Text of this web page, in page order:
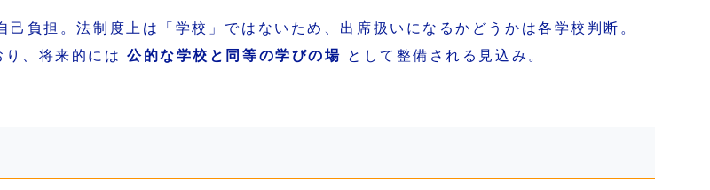
己負担。法制度上は「学校」ではないため、出席扱いになるかどうかは各学校判断。
り、将来的には公的な学校と同等の学びの場 として整備される見込み。